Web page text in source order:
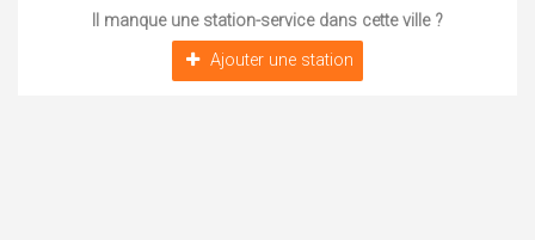
Il manque une station-service dans cette ville ?
Ajouter une station